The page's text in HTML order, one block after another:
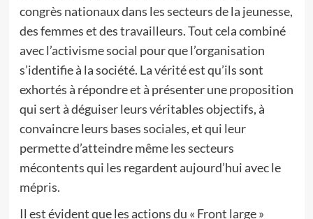
congrès nationaux dans les secteurs de la jeunesse,
des femmes et des travailleurs. Tout cela combiné
avec l’activisme social pour que l’organisation
s’identifie à la société. La vérité est qu’ils sont
exhortés à répondre et à présenter une proposition
qui sert à déguiser leurs véritables objectifs, à
convaincre leurs bases sociales, et qui leur
permette d’atteindre même les secteurs
mécontents qui les regardent aujourd’hui avec le
mépris.
Il est évident que les actions du « Front large »